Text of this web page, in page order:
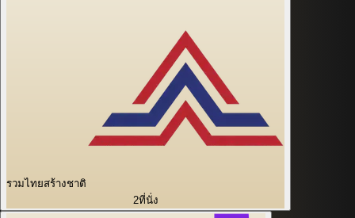
รวมไทยสร้างชาติ
2ที่นั่ง